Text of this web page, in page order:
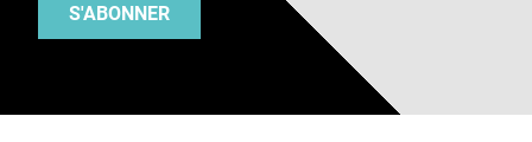
S'ABONNER